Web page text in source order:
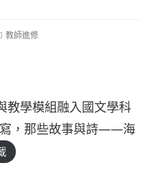
教師進修
教學模組融入國文學科
，那些故事與詩——海